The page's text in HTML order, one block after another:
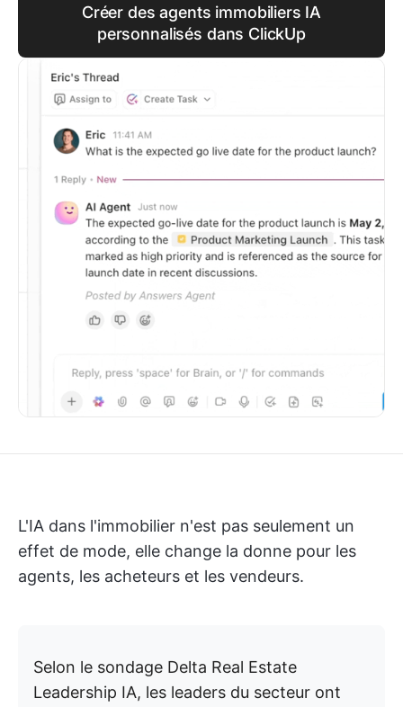
Créer des agents immobiliers IA
personnalisés dans ClickUp
L'IA dans l'immobilier n'est pas seulement un
effet de mode, elle change la donne pour les
agents, les acheteurs et les vendeurs.
Selon le sondage Delta Real Estate
Leadership IA, les leaders du secteur ont